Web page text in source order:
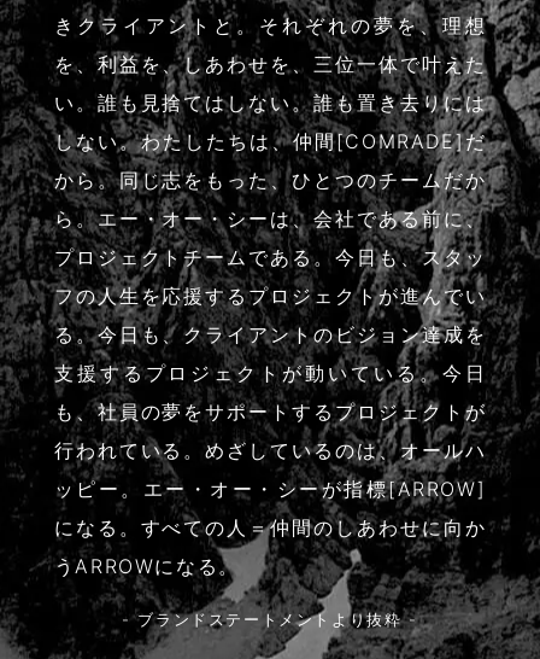
きクライアントと。それぞれの夢を、理想
を、利益を、しあわせを、三位一体で叶えた
い。誰も見捨てはしない。誰も置き去りには
しない。わたしたちは、仲間[COMRADE]だ
から。同じ志をもった、ひとつのチームだか
ら。エー・オー・シーは、会社である前に、
プロジェクトチームである。今日も、スタッ
フの人生を応援するプロジェクトが進んでい
る。今日も、クライアントのビジョン達成を
支援するプロジェクトが動いている。今日
も、社員の夢をサポートするプロジェクトが
行われている。めざしているのは、オールハ
ッピー。エー・オー・シーが指標[ARROW]
になる。すべての人＝仲間のしあわせに向か
うARROWになる。
- ブランドステートメントより抜粋 -